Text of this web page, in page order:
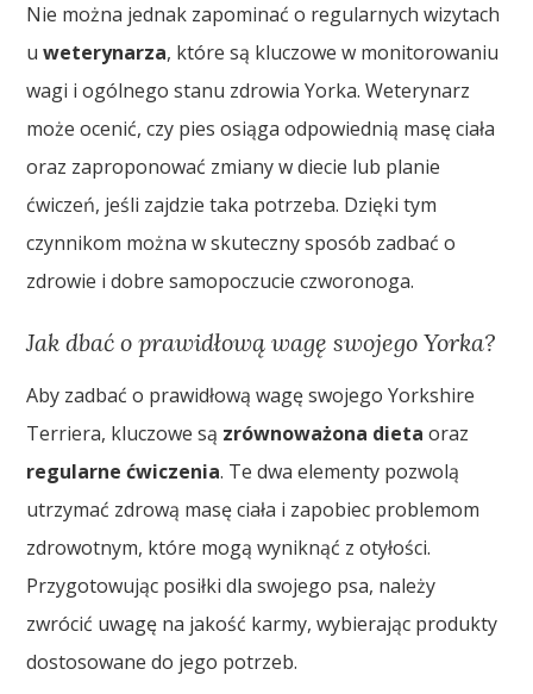
Nie można jednak zapominać o regularnych wizytach
uweterynarza, które są kluczowe w monitorowaniu
wagi i ogólnego stanu zdrowia Yorka. Weterynarz
może ocenić, czy pies osiąga odpowiednią masę ciała
oraz zaproponować zmiany w diecie lub planie
ćwiczeń, jeśli zajdzie taka potrzeba. Dzięki tym
czynnikom można w skuteczny sposób zadbać o
zdrowie i dobre samopoczucie czworonoga.
Jak dbać o prawidłową wagę swojego Yorka?
Aby zadbać o prawidłową wagę swojego Yorkshire
Terriera, kluczowe są zrównoważona dieta oraz
regularne ćwiczenia. Te dwa elementy pozwolą
utrzymać zdrową masę ciała i zapobiec problemom
zdrowotnym, które mogą wyniknąć z otyłości.
Przygotowując posiłki dla swojego psa, należy
zwrócić uwagę na jakość karmy, wybierając produkty
dostosowane do jego potrzeb.